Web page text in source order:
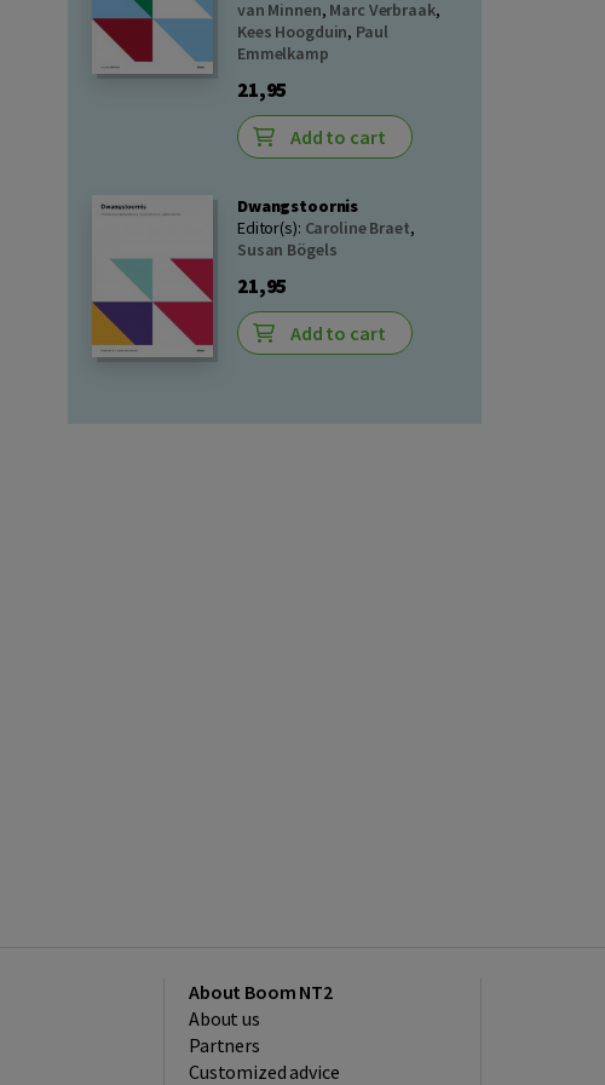
van Minnen, Marc Verbraak,
Kees Hoogduin, Paul
Emmelkamp
21,95
Add to cart
Dwangstoornis
Editor(s): Caroline Braet,
Susan Bögels
21,95
Add to cart
About Boom NT2
About us
Partners
Customized advice